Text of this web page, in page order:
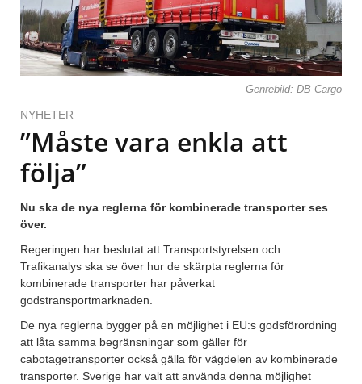
Genrebild: DB Cargo
NYHETER
”Måste vara enkla att
följa”
Nu ska de nya reglerna för kombinerade transporter ses
över.
Regeringen har beslutat att Transportstyrelsen och
Trafikanalys ska se över hur de skärpta reglerna för
kombinerade transporter har påverkat
godstransportmarknaden.
De nya reglerna bygger på en möjlighet i EU:s godsförordning
att låta samma begränsningar som gäller för
cabotagetransporter också gälla för vägdelen av kombinerade
transporter. Sverige har valt att använda denna möjlighet